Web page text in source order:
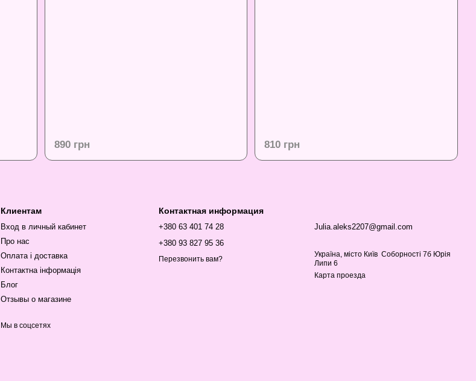
890 грн 810 грн
Клиентам
Вход в личный кабинет
Про нас
Оплата і доставка
Контактна інформація
Блог
Отзывы о магазине
Мы в соцсетях
Контактная информация
+380 63 401 74 28
+380 93 827 95 36
Перезвонить вам?
Julia.aleks2207@gmail.com
Україна, місто Київ Соборності 7б Юрія
Липи 6
Карта проезда